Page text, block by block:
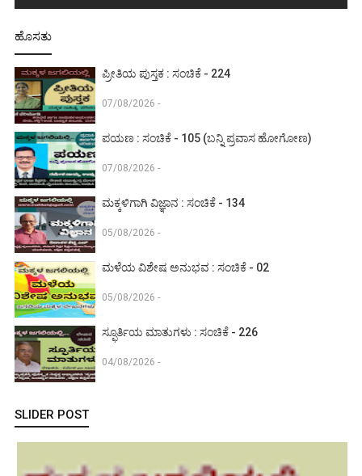
ಹೊಸತು
ಪ್ರೀತಿಯ ಪುಸ್ತಕ : ಸಂಚಿಕೆ - 224
07/08/2026 -
ಪಯಣ : ಸಂಚಿಕೆ - 105 (ಬನ್ನಿ ಪ್ರವಾಸ ಹೋಗೋಣ)
07/08/2026 -
ಮಕ್ಕಳಿಗಾಗಿ ವಿಜ್ಞಾನ : ಸಂಚಿಕೆ - 134
05/08/2026 -
ಮಳೆಯ ವಿಶೇಷ ಅನುಭವ : ಸಂಚಿಕೆ - 02
05/08/2026 -
ಸ್ಫೂರ್ತಿಯ ಮಾತುಗಳು : ಸಂಚಿಕೆ - 226
04/08/2026 -
SLIDER POST